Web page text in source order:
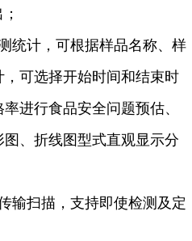
统计，可根据样品名称、样
可选择开始时间和结束时
进行食品安全问题预估、
、折线图型式直观显示分
输扫描，支持即使检测及定